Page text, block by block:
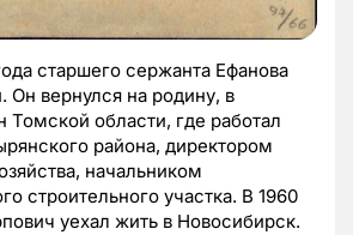
старшего сержанта Ефанова
Он вернулся на родину, в
Томской области, где работал
района, директором
начальником
строительного участка. В 1960
уехал жить в Новосибирск.